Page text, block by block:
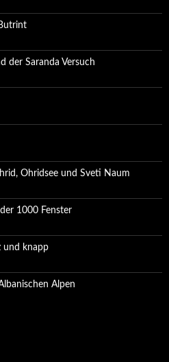
der Saranda Versuch
Ohridsee und Sveti Naum
1000 Fenster
und knapp
Alpen